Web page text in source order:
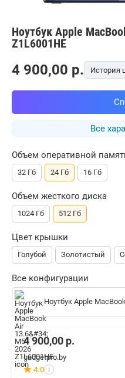
Ноутбук Apple
Z1L6001HE
Все
Объем оперативной
32 Гб 24 Гб 16 Гб
Объем жесткого диска
1024 Гб 512 Гб
Цвет крышки
Голубой Золотистый
Все конфигурации
Ноутбук Apple
4 900,00 p. История
4 900,00 р.
gadgetpro.by
4.0 i